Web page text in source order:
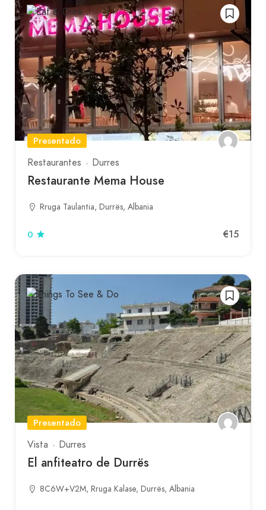
Presentado
Restaurantes
Durres
Restaurante Mema House
Rruga Taulantia, Durrës, Albania
0 €15
Presentado
Vista
Durres
El anfiteatro de Durrës
8C6W+V2M, Rruga Kalase, Durrës, Albania